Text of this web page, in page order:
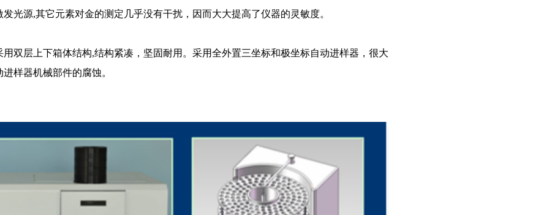
光源,其它元素对金的测定几乎没有干扰，因而大大提高了仪器的灵敏度。
双层上下箱体结构,结构紧凑，坚固耐用。采用全外置三坐标和极坐标自动进样器，很大
样器机械部件的腐蚀。